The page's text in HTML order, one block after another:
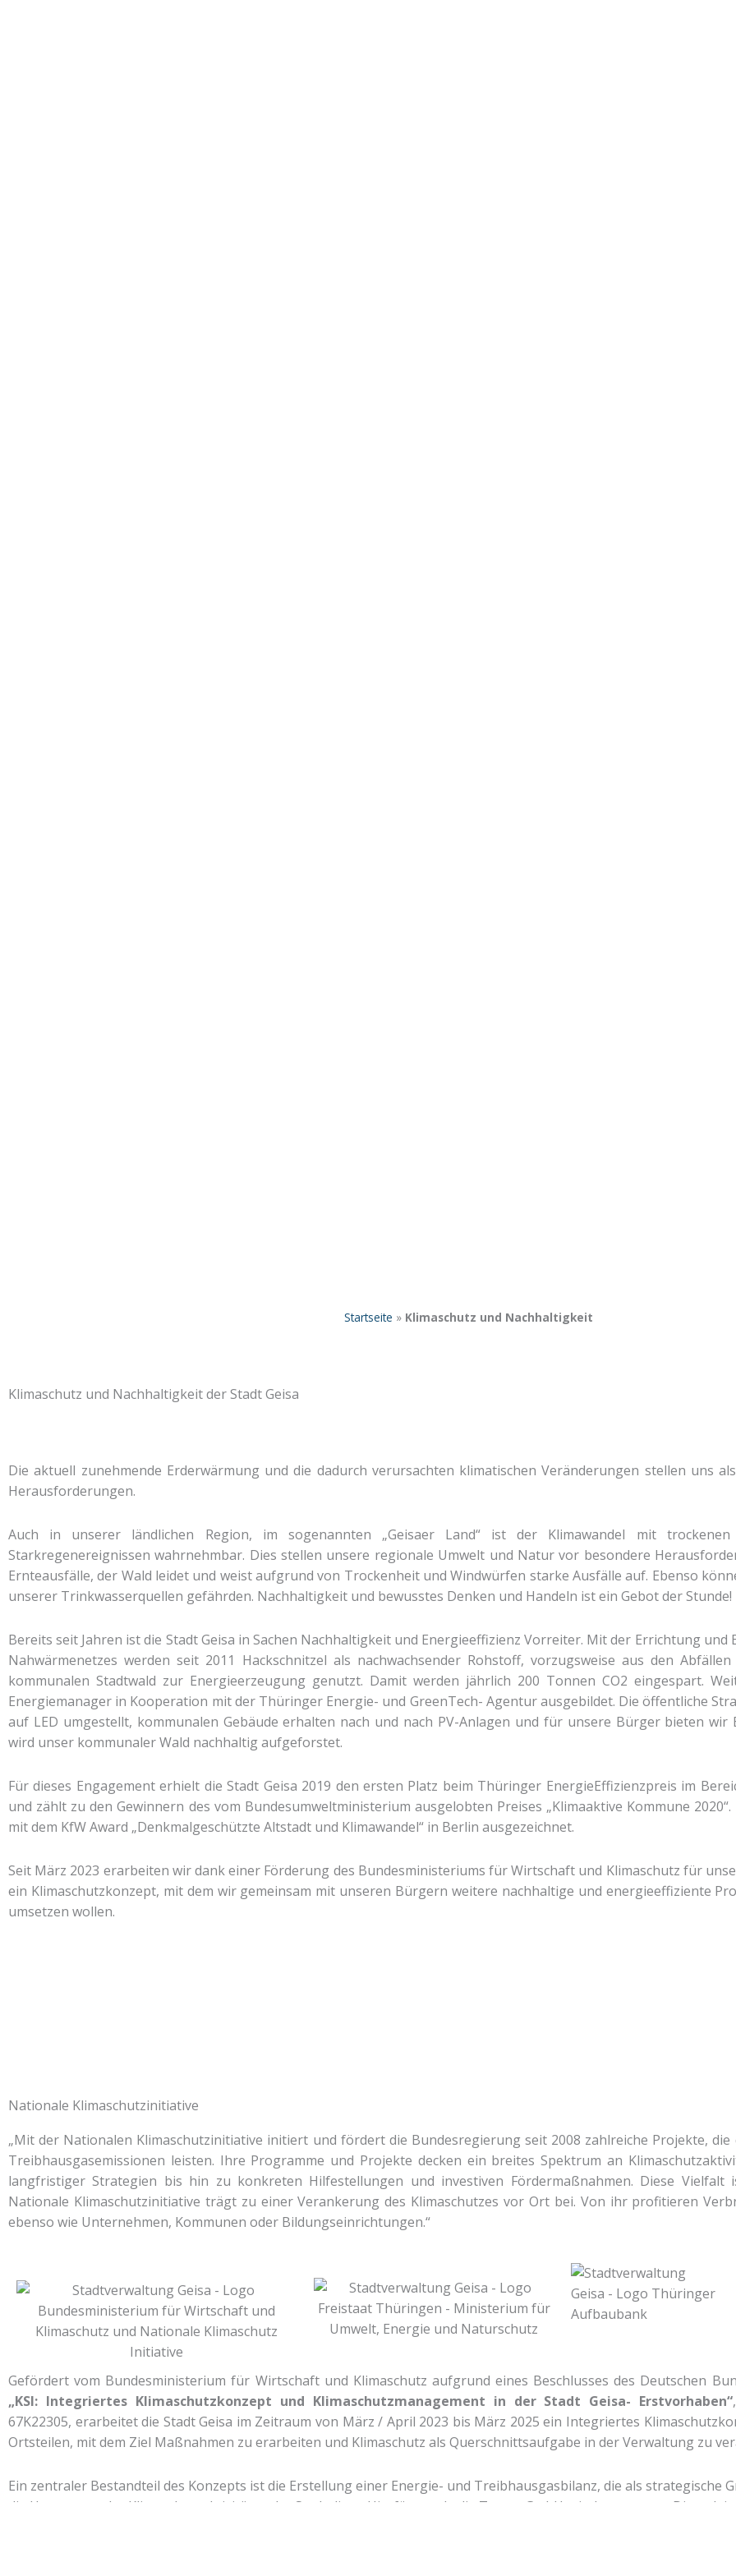
Startseite » Klimaschutz und Nachhaltigkeit
Klimaschutz und Nachhaltigkeit der Stadt Geisa
Die aktuell zunehmende Erderwärmung und die dadurch verursachten klimatischen Veränderungen stellen uns
Herausforderungen.
Auch in unserer ländlichen Region, im sogenannten „Geisaer Land“ ist der Klimawandel mit
Starkregenereignissen wahrnehmbar. Dies stellen unsere regionale Umwelt und Natur vor besondere
Ernteausfälle, der Wald leidet und weist aufgrund von Trockenheit und Windwürfen starke Ausfälle auf. Ebenso
unserer Trinkwasserquellen gefährden. Nachhaltigkeit und bewusstes Denken und Handeln ist ein Gebot der Stunde!
Bereits seit Jahren ist die Stadt Geisa in Sachen Nachhaltigkeit und Energieeffizienz Vorreiter. Mit der Errichtung
Nahwärmenetzes werden seit 2011 Hackschnitzel als nachwachsender Rohstoff, vorzugsweise aus den
kommunalen Stadtwald zur Energieerzeugung genutzt. Damit werden jährlich 200 Tonnen CO2 eingespart.
Energiemanager in Kooperation mit der Thüringer Energie- und GreenTech- Agentur ausgebildet. Die öffentliche
auf LED umgestellt, kommunalen Gebäude erhalten nach und nach PV-Anlagen und für unsere Bürger bieten wir
wird unser kommunaler Wald nachhaltig aufgeforstet.
Für dieses Engagement erhielt die Stadt Geisa 2019 den ersten Platz beim Thüringer EnergieEffizienzpreis im
und zählt zu den Gewinnern des vom Bundesumweltministerium ausgelobten Preises „Klimaaktive Kommune
mit dem KfW Award „Denkmalgeschützte Altstadt und Klimawandel“ in Berlin ausgezeichnet.
Seit März 2023 erarbeiten wir dank einer Förderung des Bundesministeriums für Wirtschaft und Klimaschutz für
ein Klimaschutzkonzept, mit dem wir gemeinsam mit unseren Bürgern weitere nachhaltige und energieeffiziente
umsetzen wollen.
Nationale Klimaschutzinitiative
„Mit der Nationalen Klimaschutzinitiative initiert und fördert die Bundesregierung seit 2008 zahlreiche Projekte,
Treibhausgasemissionen leisten. Ihre Programme und Projekte decken ein breites Spektrum an
langfristiger Strategien bis hin zu konkreten Hilfestellungen und investiven Fördermaßnahmen. Diese
Nationale Klimaschutzinitiative trägt zu einer Verankerung des Klimaschutzes vor Ort bei. Von ihr profitieren
ebenso wie Unternehmen, Kommunen oder Bildungseinrichtungen.“
Gefördert vom Bundesministerium für Wirtschaft und Klimaschutz aufgrund eines Beschlusses des Deutschen
„KSI: Integriertes Klimaschutzkonzept und Klimaschutzmanagement in der Stadt Geisa- Erstvorhaben“
67K22305, erarbeitet die Stadt Geisa im Zeitraum von März / April 2023 bis März 2025 ein Integriertes
Ortsteilen, mit dem Ziel Maßnahmen zu erarbeiten und Klimaschutz als Querschnittsaufgabe in der Verwaltung zu
Ein zentraler Bestandteil des Konzepts ist die Erstellung einer Energie- und Treibhausgasbilanz, die als strategische
die Umsetzung der Klimaschutzaktivitäten der Stadt dient. Hierfür wurde die Target GmbH mit der externen